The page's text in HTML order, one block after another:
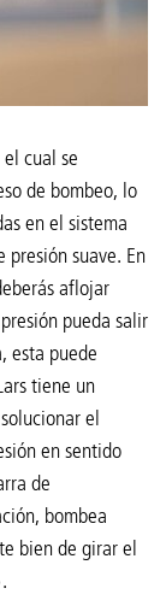
cual se
de bombeo, lo
en el sistema
suave. En
aflojar
pueda salir
esta puede
tiene un
el
en sentido
de
bombea
bien de girar el